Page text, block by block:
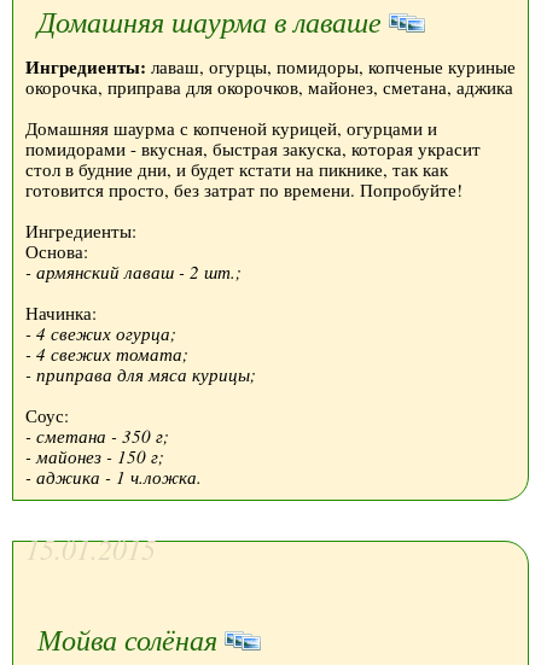
Домашняя шаурма в лаваше
Ингредиенты: лаваш, огурцы, помидоры, копченые куриные
окорочка, приправа для окорочков, майонез, сметана, аджика
Домашняя шаурма с копченой курицей, огурцами и
помидорами - вкусная, быстрая закуска, которая украсит
стол в будние дни, и будет кстати на пикнике, так как
готовится просто, без затрат по времени. Попробуйте!
Ингредиенты:
Основа:
- армянский лаваш - 2 шт.;
Начинка:
- 4 свежих огурца;
- 4 свежих томата;
- приправа для мяса курицы;
Соус:
- сметана - 350 г;
- майонез - 150 г;
- аджика - 1 ч.ложка.
15.01.2015
Мойва солёная